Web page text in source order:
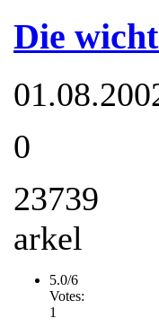
Die
0
23739
arkel
5.0/6
Votes:
1